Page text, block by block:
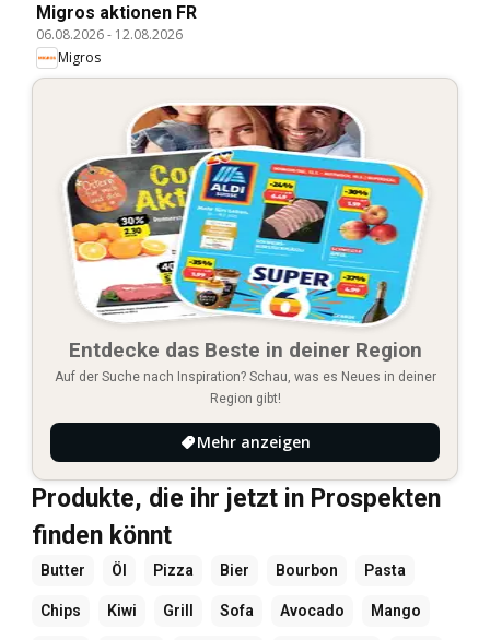
Migros aktionen FR
06.08.2026- 12.08.2026
Migros
Entdecke das Beste in deiner Region
Auf der Suche nach Inspiration? Schau, was es Neues in deiner
Region gibt!
Mehr anzeigen
Produkte, die ihr jetzt in Prospekten
finden könnt
Butter Öl Pizza Bier Bourbon Pasta
Chips Kiwi Grill Sofa Avocado Mango